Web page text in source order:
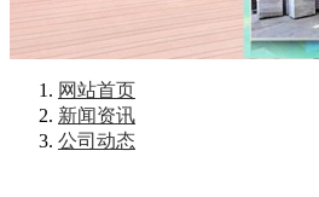
网站首页
新闻资讯
公司动态